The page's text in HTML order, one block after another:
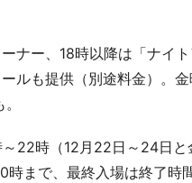
ナー、18時以降は「ナイ
ルも提供（別途料金）。
22時（12月22日～24日と
時まで、最終入場は終了時